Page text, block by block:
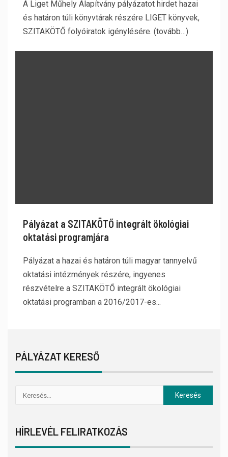
A Liget Műhely Alapítvány pályázatot hirdet hazai
és határon túli könyvtárak részére LIGET könyvek,
SZITAKÖTŐ folyóiratok igénylésére. (tovább…)
Pályázat a SZITAKÖTŐ integrált ökológiai
oktatási programjára
Pályázat a hazai és határon túli magyar tannyelvű
oktatási intézmények részére, ingyenes
részvételre a SZITAKÖTŐ integrált ökológiai
oktatási programban a 2016/2017-es...
PÁLYÁZAT KERESŐ
HÍRLEVÉL FELIRATKOZÁS